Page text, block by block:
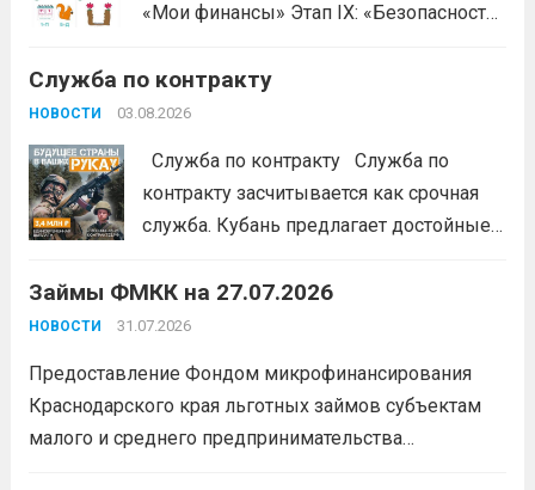
«Мои финансы» Этап IX: «Безопасность
портале: моифинансы.рф
#ЭстафетаМоиФинансы
Служба по контракту
НОВОСТИ 03.08.2026
Служба по контракту Служба по
контракту засчитывается как срочная
служба. Кубань предлагает достойные
защиту Отечества:
единовременно;
каникулы;
сохранение места...Читать
дальше
Займы ФМКК на 27.07.2026
НОВОСТИ 31.07.2026
Предоставление Фондом микрофинансирования
Краснодарского края льготных займов субъектам
малого и среднего предпринимательства